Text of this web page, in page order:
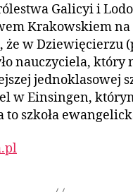
Galicyi i
Krakowskiem na
że w Dziewięcierzu
nauczyciela, który
jednoklasowej
w Einsingen,
to szkoła